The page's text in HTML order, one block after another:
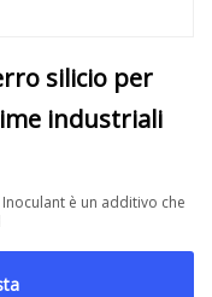
silicio per
industriali
è un additivo che